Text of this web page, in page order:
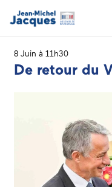
8 Juin à 11h30
De retour du